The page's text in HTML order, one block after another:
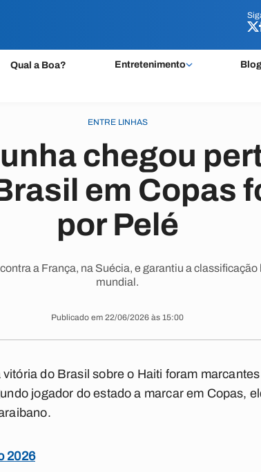
Qual a Boa? Entretenimento
ENTRE LINHAS
chegou
em Copas
por Pelé
a França, na Suécia, e garantiu a
mundial.
Publicado em 22/06/2026 às 15:00
do Brasil sobre o Haiti foram
jogador do estado a marcar em Copas,
2026